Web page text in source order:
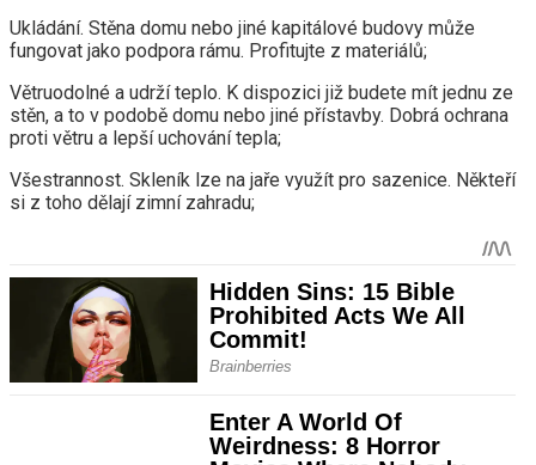
Ukládání. Stěna domu nebo jiné kapitálové budovy může
fungovat jako podpora rámu. Profitujte z materiálů;
Větruodolné a udrží teplo. K dispozici již budete mít jednu ze
stěn, a to v podobě domu nebo jiné přístavby. Dobrá ochrana
proti větru a lepší uchování tepla;
Všestrannost. Skleník lze na jaře využít pro sazenice. Někteří
si z toho dělají zimní zahradu;